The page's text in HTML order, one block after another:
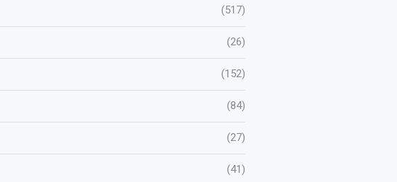
(517)
(26)
(152)
(84)
(27)
(41)